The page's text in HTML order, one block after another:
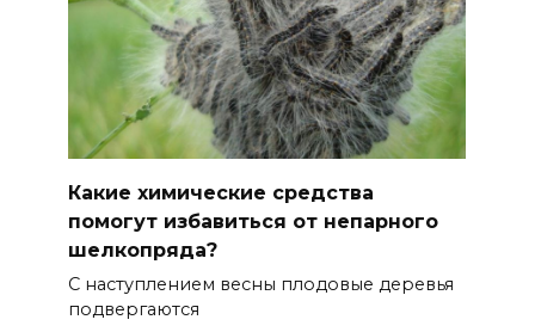
Какие химические средства
помогут избавиться от непарного
шелкопряда?
С наступлением весны плодовые деревья
подвергаются